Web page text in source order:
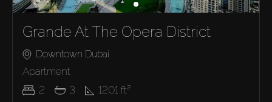
Grande At The Opera District
Downtown Dubai
Apartment
2
3 1201 ft²